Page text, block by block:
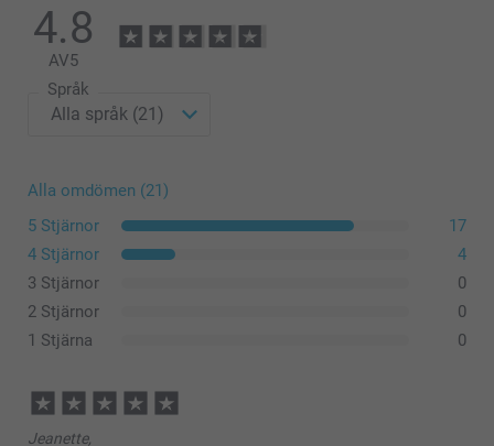
4.8
AV5
Språk
Alla omdömen (21)
5 Stjärnor
17
4 Stjärnor
4
3 Stjärnor
0
2 Stjärnor
0
1 Stjärna
0
Jeanette,